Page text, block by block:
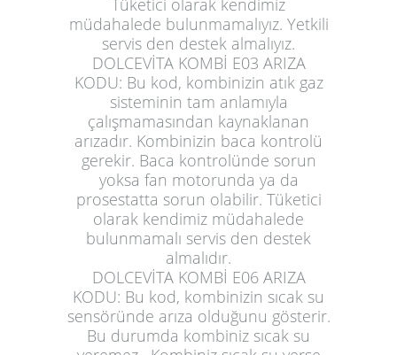
Tüketici olarak kendimiz
müdahalede bulunmamalıyız. Yetkili
servis den destek almalıyız.
DOLCEVİTA KOMBİ E03 ARIZA
KODU: Bu kod, kombinizin atık gaz
sisteminin tam anlamıyla
çalışmamasından kaynaklanan
arızadır. Kombinizin baca kontrolü
gerekir. Baca kontrolünde sorun
yoksa fan motorunda ya da
prosestatta sorun olabilir. Tüketici
olarak kendimiz müdahalede
bulunmamalı servis den destek
almalıdır.
DOLCEVİTA KOMBİ E06 ARIZA
KODU: Bu kod, kombinizin sıcak su
sensöründe arıza olduğunu gösterir.
Bu durumda kombiniz sıcak su